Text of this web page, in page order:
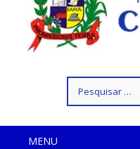
por:
MENU